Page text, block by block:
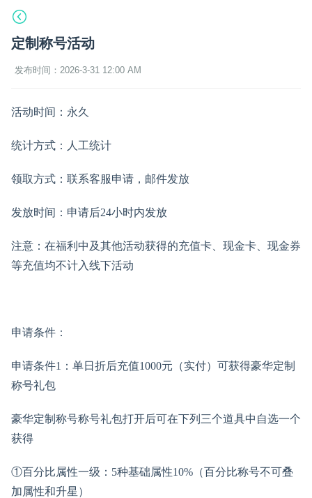
定制称号活动
发布时间：2026-3-31 12:00 AM
活动时间：永久
统计方式：人工统计
领取方式：联系客服申请，邮件发放
发放时间：申请后24小时内发放
注意：在福利中及其他活动获得的充值卡、现金卡、现金券
等充值均不计入线下活动
申请条件：
申请条件1：单日折后充值1000元（实付）可获得豪华定制
称号礼包
豪华定制称号称号礼包打开后可在下列三个道具中自选一个
获得
①百分比属性一级：5种基础属性10%（百分比称号不可叠
加属性和升星）